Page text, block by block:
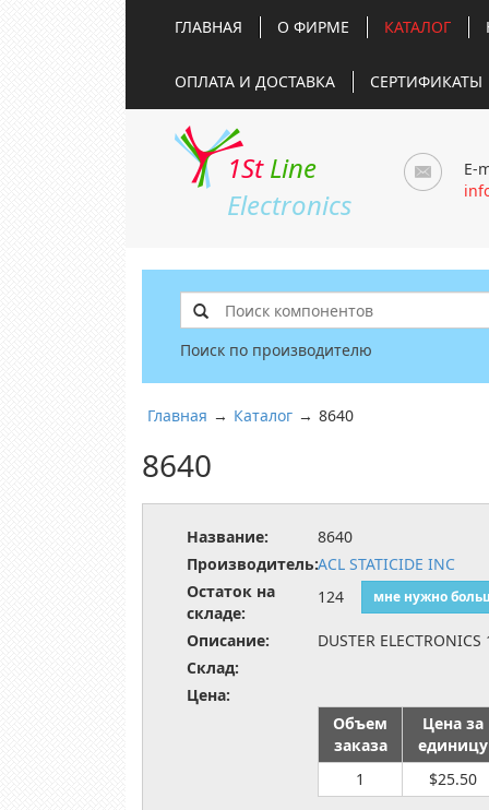
ГЛАВНАЯ О ФИРМЕ КАТАЛОГ
ОПЛАТА И ДОСТАВКА СЕРТИФИКАТЫ
1St Line
Electronics
E-
Поиск по производителю
Главная → Каталог → 8640
8640
Название:
8640
Производитель:ACL STATICIDE INC
Остаток на
складе:
124 мне нужно
Описание:
DUSTER ELECTRONICS
Склад:
Цена:
Объем
заказа
Цена за
единицу
1
$25.50